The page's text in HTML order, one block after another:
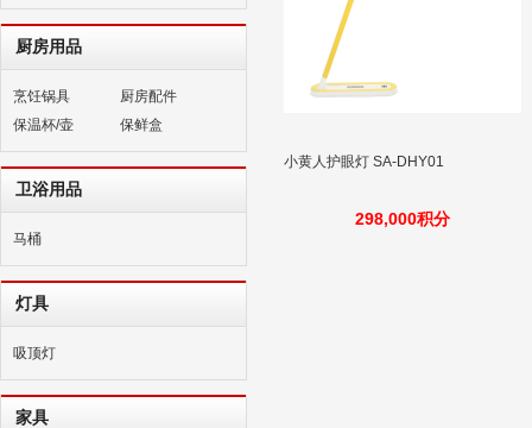
厨房用品
烹饪锅具
厨房配件
保温杯/壶
保鲜盒
卫浴用品
马桶
灯具
吸顶灯
家具
小黄人护眼灯 SA-DHY01
298,000积分